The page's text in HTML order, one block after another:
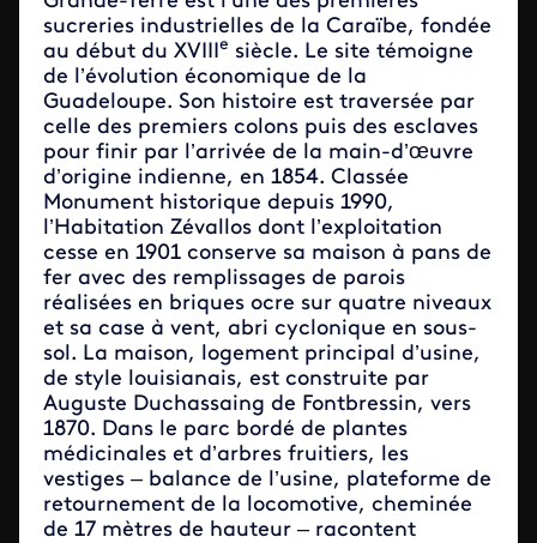
sucreries industrielles de la Caraïbe, fondée
au début du XVIIIe siècle. Le site témoigne
de l’évolution économique de la
Guadeloupe. Son histoire est traversée par
celle des premiers colons puis des esclaves
pour finir par l’arrivée de la main-d’œuvre
d’origine indienne, en 1854. Classée
Monument historique depuis 1990,
l’Habitation Zévallos dont l’exploitation
cesse en 1901 conserve sa maison à pans de
fer avec des remplissages de parois
réalisées en briques ocre sur quatre niveaux
et sa case à vent, abri cyclonique en sous-
sol. La maison, logement principal d’usine,
de style louisianais, est construite par
Auguste Duchassaing de Fontbressin, vers
1870. Dans le parc bordé de plantes
médicinales et d’arbres fruitiers, les
vestiges – balance de l’usine, plateforme de
retournement de la locomotive, cheminée
de 17 mètres de hauteur – racontent